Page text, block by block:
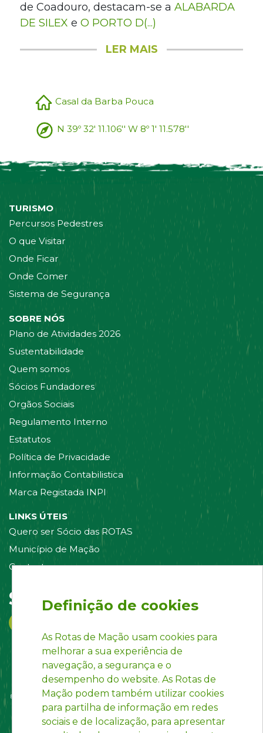
de Coadouro, destacam-se a ALABARDA
DE SILEX e O PORTO D(...)
LER MAIS
Casal da Barba Pouca
N 39º 32' 11.106'' W 8º 1' 11.578''
TURISMO
Percursos Pedestres
O que Visitar
Onde Ficar
Onde Comer
Sistema de Segurança
SOBRE NÓS
Plano de Atividades 2026
Sustentabilidade
Quem somos
Sócios Fundadores
Orgãos Sociais
Regulamento Interno
Estatutos
Política de Privacidade
Informação Contabilistica
Marca Registada INPI
LINKS ÚTEIS
Quero ser Sócio das ROTAS
Município de Mação
Contacte-nos
Siga-nos em:
Definição de cookies
As Rotas de Mação usam cookies para
melhorar a sua experiência de
navegação, a segurança e o
desempenho do website. As Rotas de
Mação podem também utilizar cookies
para partilha de informação em redes
sociais e de localização, para apresentar